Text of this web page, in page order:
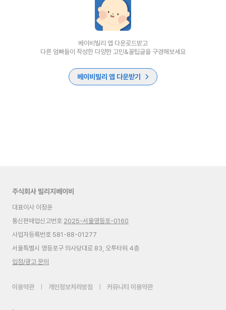
베이비빌리 앱 다운로드받고
다른 엄빠들이 작성한 다양한 고민&꿀팁글을 구경해보세요
베이비빌리 앱 다운받기
주식회사 빌리지베이비
대표이사 이정윤
통신판매업신고번호 2025-서울영등포-0160
사업자등록번호 581-88-01277
서울특별시 영등포구 의사당대로 83, 오투타워 4층
입점/광고 문의
이용약관 개인정보처리방침 커뮤니티 이용약관